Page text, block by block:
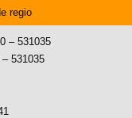
regio
– 531035
531035